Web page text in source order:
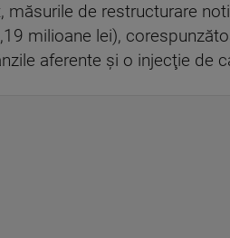
măsurile de restructurare
milioane lei),
aferente şi o injecţie de